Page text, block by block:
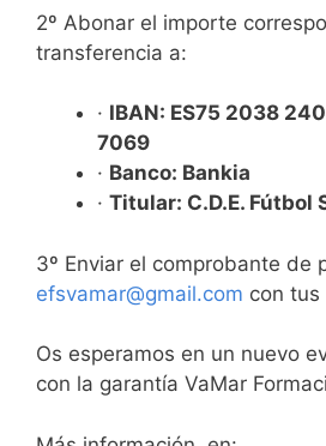
2º Abonar el importe
transferencia a:
· IBAN: ES75 2038
7069
· Banco: Bankia
· Titular: C.D.E. Fútbol
3º Enviar el comprobante de
efsvamar@gmail.com con tus
Os esperamos en un nuevo
con la garantía VaMar